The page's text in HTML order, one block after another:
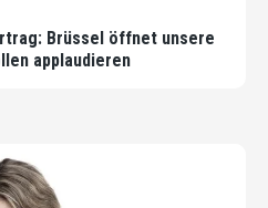
Brüssel öffnet unsere
applaudieren